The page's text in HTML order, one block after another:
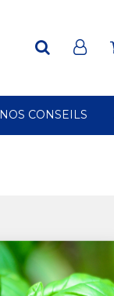
NOS CONSEILS